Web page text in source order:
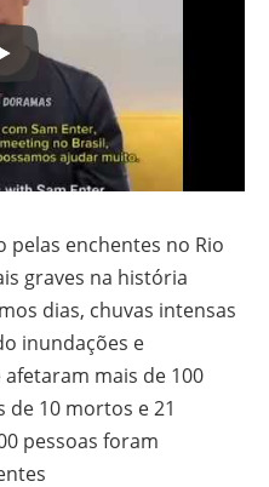
pelas enchentes no Rio
graves na história
dias, chuvas intensas
inundações e
mais de 100
10 mortos e 21
pessoas foram